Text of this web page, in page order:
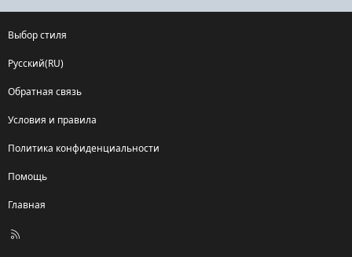
Выбор стиля
Русский(RU)
Обратная связь
Условия и правила
Политика конфиденциальности
Помощь
Главная
R